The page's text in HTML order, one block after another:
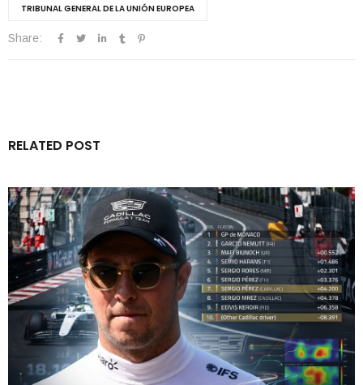
TRIBUNAL GENERAL DE LA UNIÓN EUROPEA
Share:
RELATED POST